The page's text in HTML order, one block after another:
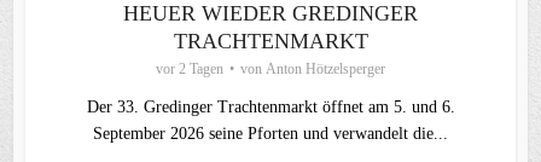
HEUER WIEDER GREDINGER
TRACHTENMARKT
vor 2 Tagen von Anton Hötzelsperger
Der 33. Gredinger Trachtenmarkt öffnet am 5. und 6.
September 2026 seine Pforten und verwandelt die...